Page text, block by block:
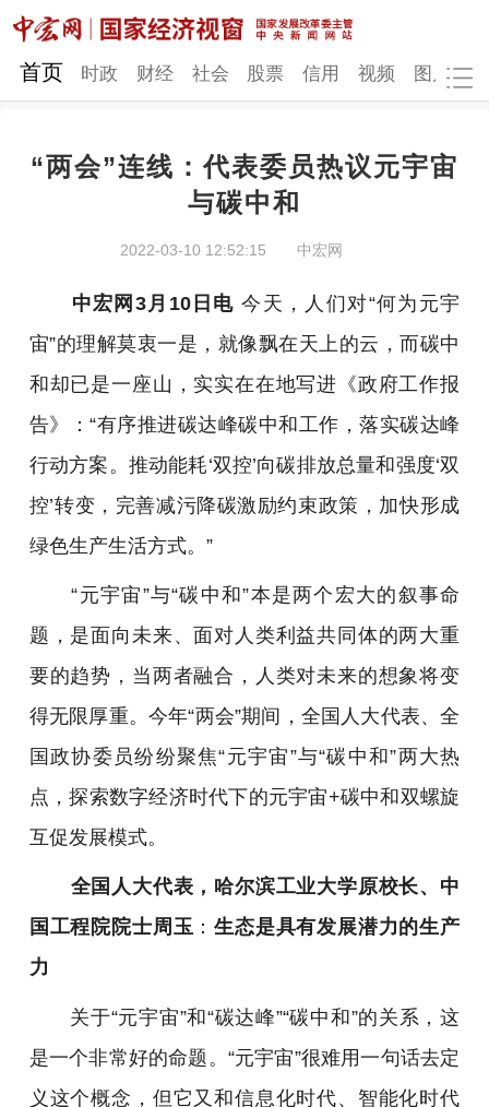
网站地图
财经 社会
图片
地方发展
首页 时政 财经 社会 股票 信用 视频 图片
“两会”连线：代表委员热议元宇宙
与碳中和
2022-03-10 12:52:15 中宏网
中宏网3月10日电 今天，人们对“何为元宇
宙”的理解莫衷一是，就像飘在天上的云，而碳中
和却已是一座山，实实在在地写进《政府工作报
告》：“有序推进碳达峰碳中和工作，落实碳达峰
行动方案。推动能耗‘双控’向碳排放总量和强度‘双
控’转变，完善减污降碳激励约束政策，加快形成
绿色生产生活方式。”
“元宇宙”与“碳中和”本是两个宏大的叙事命
题，是面向未来、面对人类利益共同体的两大重
要的趋势，当两者融合，人类对未来的想象将变
得无限厚重。今年“两会”期间，全国人大代表、全
国政协委员纷纷聚焦“元宇宙”与“碳中和”两大热
点，探索数字经济时代下的元宇宙+碳中和双螺旋
互促发展模式。
全国人大代表，哈尔滨工业大学原校长、中
国工程院院士周玉 ：生态是具有发展潜力的生产
力
关于“元宇宙”和“碳达峰”“碳中和”的关系，这
是一个非常好的命题。“元宇宙”很难用一句话去定
义这个概念，但它又和信息化时代、智能化时代